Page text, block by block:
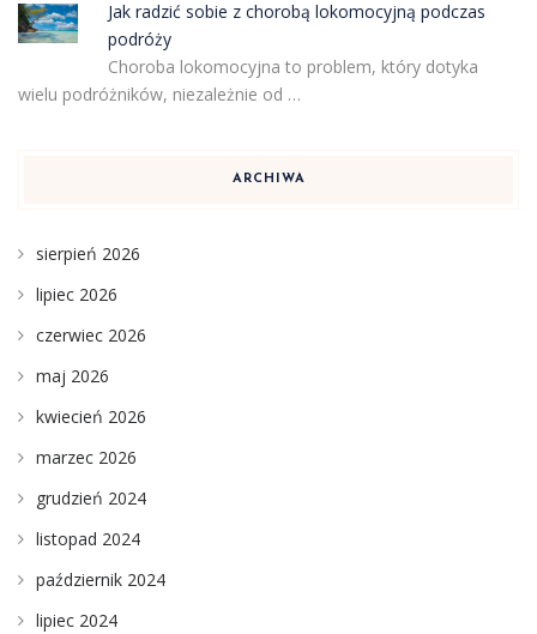
Jak radzić sobie z chorobą lokomocyjną podczas
podróży
Choroba lokomocyjna to problem, który dotyka
wielu podróżników, niezależnie od …
ARCHIWA
sierpień 2026
lipiec 2026
czerwiec 2026
maj 2026
kwiecień 2026
marzec 2026
grudzień 2024
listopad 2024
październik 2024
lipiec 2024